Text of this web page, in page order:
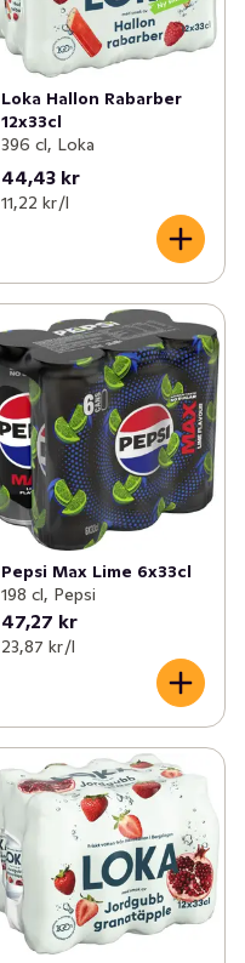
Loka Hallon Rabarber
12x33cl
396 cl, Loka
44,43 kr
11,22 kr /l
Pepsi Max Lime 6x33cl
198 cl, Pepsi
47,27 kr
23,87 kr /l